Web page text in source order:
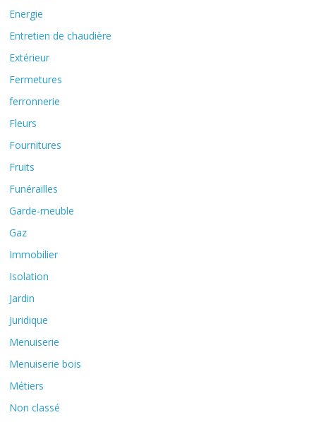
Energie
Entretien de chaudière
Extérieur
Fermetures
ferronnerie
Fleurs
Fournitures
Fruits
Funérailles
Garde-meuble
Gaz
Immobilier
Isolation
Jardin
Juridique
Menuiserie
Menuiserie bois
Métiers
Non classé